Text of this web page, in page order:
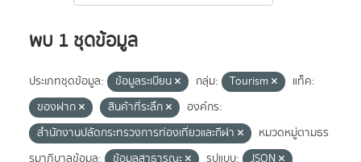
พบ 1 ชุดข้อมูล
ประเภทชุดข้อมูล: ข้อมูลระเบียน กลุ่ม: Tourism
แท็ค:
ของฝาก
สินค้าที่ระลึก
องค์กร:
สำนักงานปลัดกระทรวงการท่องเที่ยวและกีฬา
หมวดหมู่ตามธร
รมาภิบาลข้อมูล:
ข้อมูลสาธารณะ รูปแบบ:
JSON